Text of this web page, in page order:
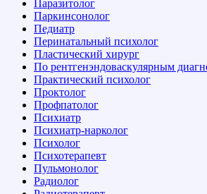
Паразитолог
Паркинсонолог
Педиатр
Перинатальный психолог
Пластический хирург
По рентгенэндоваскулярным
Практический психолог
Проктолог
Профпатолог
Психиатр
Психиатр-нарколог
Психолог
Психотерапевт
Пульмонолог
Радиолог